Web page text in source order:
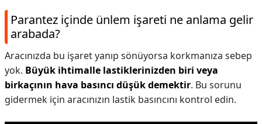
Parantez içinde ünlem işareti ne anlama gelir
arabada?
Aracınızda bu işaret yanıp sönüyorsa korkmanıza sebep
yok. Büyük ihtimalle lastiklerinizden biri veya
birkaçının hava basıncı düşük demektir. Bu sorunu
gidermek için aracınızın lastik basıncını kontrol edin.